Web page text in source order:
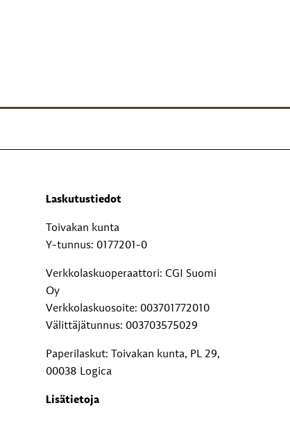
Laskutustiedot
Toivakan kunta
Y-tunnus: 0177201-0
Verkkolaskuoperaattori: CGI Suomi
Oy
Verkkolaskuosoite: 003701772010
Välittäjätunnus: 003703575029
Paperilaskut: Toivakan kunta, PL 29,
00038 Logica
Lisätietoja